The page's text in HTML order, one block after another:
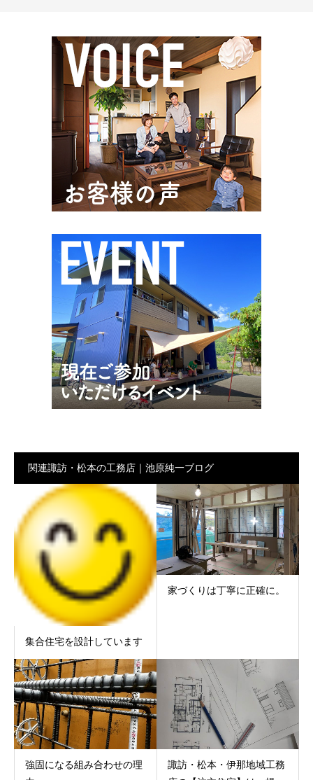
関連諏訪・松本の工務店｜池原純一ブログ
集合住宅を設計しています
家づくりは丁寧に正確に。
強固になる組み合わせの理
諏訪・松本・伊那地域工務